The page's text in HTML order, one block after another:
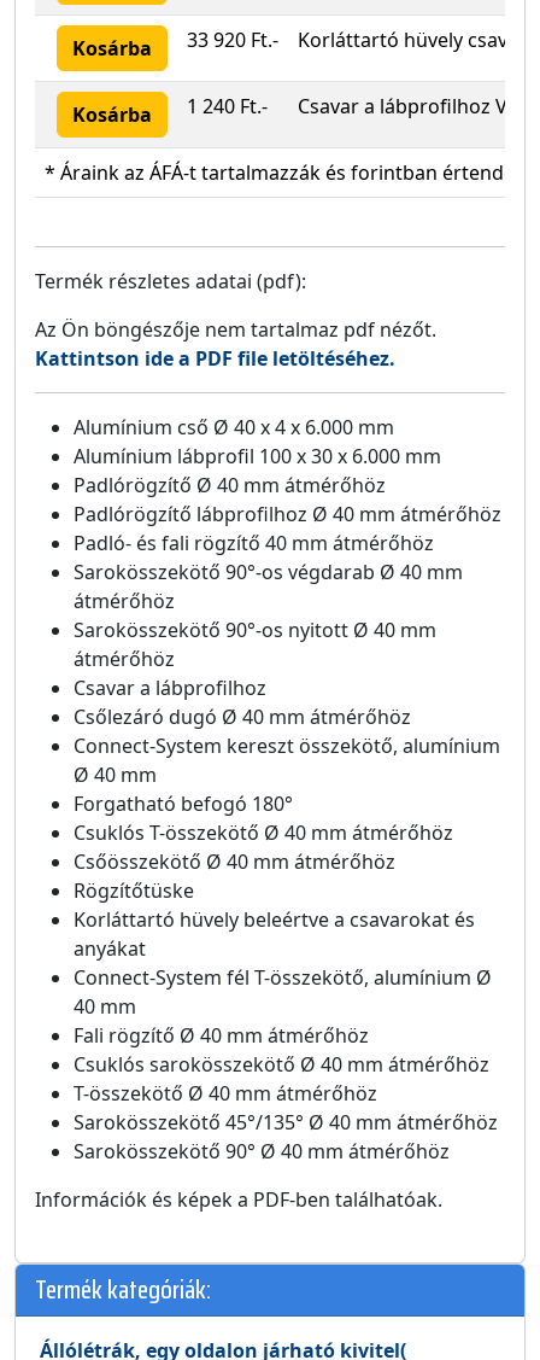
Termék kategóriák:
Állólétrák, egy oldalon járható kivitel(
Kosárba 33 920 Ft.- Korláttartó hüvely
Kosárba 1 240 Ft.- Csavar a lábprofilhoz V4A
* Áraink az ÁFÁ-t tartalmazzák és forintban értendők!
Termék részletes adatai (pdf):
Az Ön böngészője nem tartalmaz pdf nézőt.
Kattintson ide a PDF file letöltéséhez.
Alumínium cső Ø 40 x 4 x 6.000 mm
Alumínium lábprofil 100 x 30 x 6.000 mm
Padlórögzítő Ø 40 mm átmérőhöz
Padlórögzítő lábprofilhoz Ø 40 mm átmérőhöz
Padló- és fali rögzítő 40 mm átmérőhöz
Sarokösszekötő 90°-os végdarab Ø 40 mm
átmérőhöz
Sarokösszekötő 90°-os nyitott Ø 40 mm
átmérőhöz
Csavar a lábprofilhoz
Csőlezáró dugó Ø 40 mm átmérőhöz
Connect-System kereszt összekötő, alumínium
Ø 40 mm
Forgatható befogó 180°
Csuklós T-összekötő Ø 40 mm átmérőhöz
Csőösszekötő Ø 40 mm átmérőhöz
Rögzítőtüske
Korláttartó hüvely beleértve a csavarokat és
anyákat
Connect-System fél T-összekötő, alumínium Ø
40 mm
Fali rögzítő Ø 40 mm átmérőhöz
Csuklós sarokösszekötő Ø 40 mm átmérőhöz
T-összekötő Ø 40 mm átmérőhöz
Sarokösszekötő 45°/135° Ø 40 mm átmérőhöz
Sarokösszekötő 90° Ø 40 mm átmérőhöz
Információk és képek a PDF-ben találhatóak.